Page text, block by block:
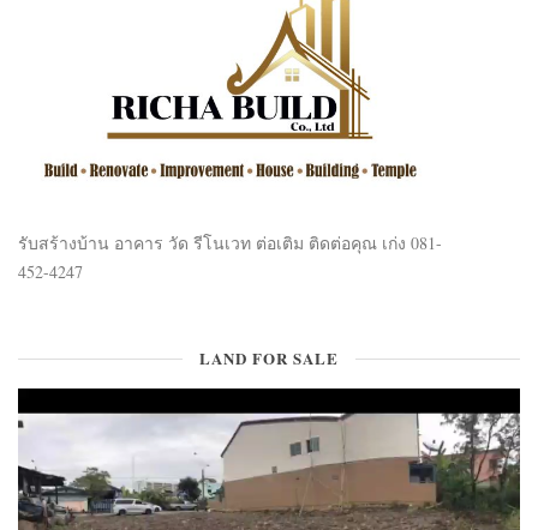
รับสร้างบ้าน อาคาร วัด รีโนเวท ต่อเติม ติดต่อคุณ เก่ง 081-
452-4247
LAND FOR SALE